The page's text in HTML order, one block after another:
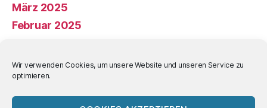
Wir verwenden Cookies, um unsere Website und unseren Service zu
optimieren.
März 2025
Februar 2025
Dezember 2024
November 2024
Oktober 2024